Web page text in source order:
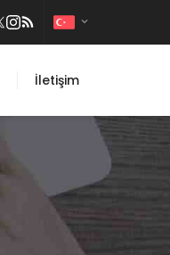
İletişim